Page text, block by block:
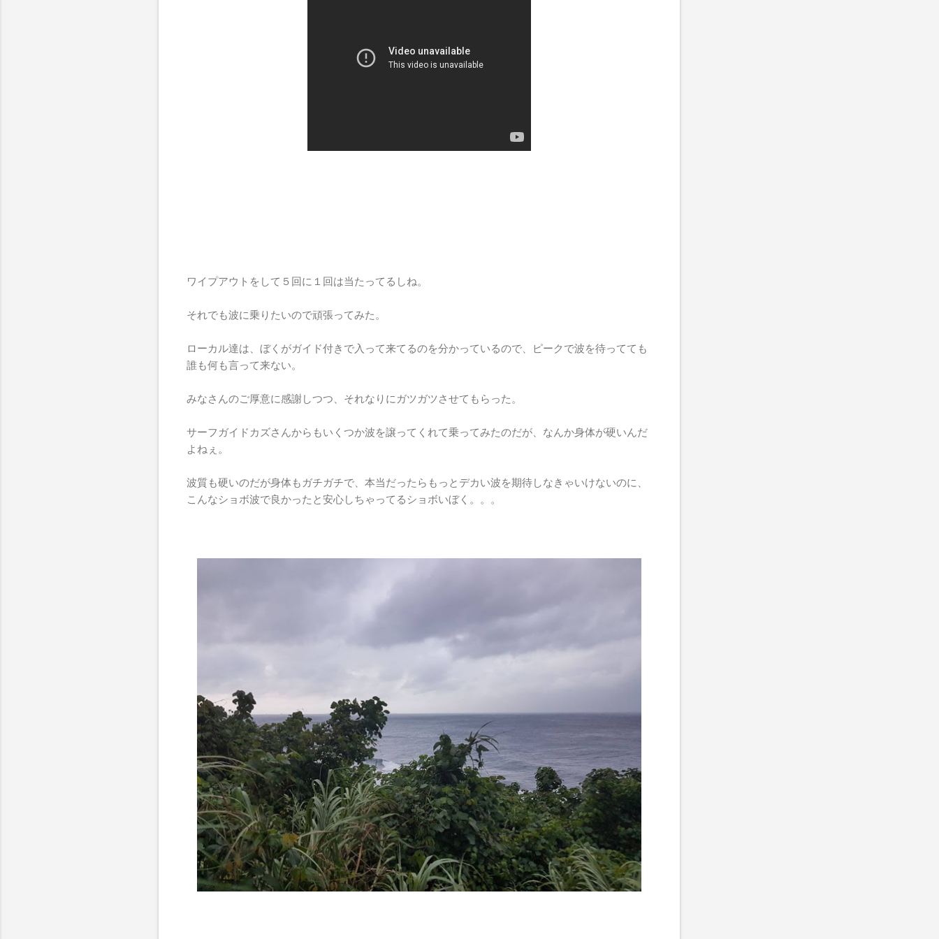
ワイプアウトをして５回に１回は当たってるしね。
それでも波に乗りたいので頑張ってみた。
ローカル達は、ぼくがガイド付きで入って来てるのを分かっているので、ピークで波を待ってても
誰も何も言って来ない。
みなさんのご厚意に感謝しつつ、それなりにガツガツさせてもらった。
サーフガイドカズさんからもいくつか波を譲ってくれて乗ってみたのだが、なんか身体が硬いんだ
よねぇ。
波質も硬いのだが身体もガチガチで、本当だったらもっとデカい波を期待しなきゃいけないのに、
こんなショボ波で良かったと安心しちゃってるショボいぼく。。。